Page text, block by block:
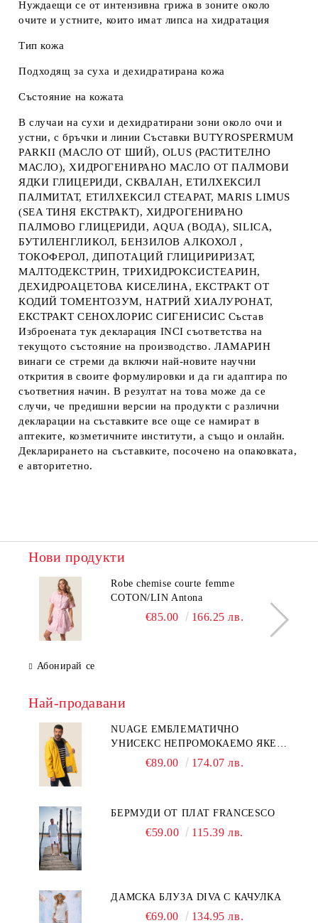
Нуждаещи се от интензивна грижа в зоните около
очите и устните, които имат липса на хидратация
Тип кожа
Подходящ за суха и дехидратирана кожа
Състояние на кожата
В случаи на сухи и дехидратирани зони около очи и
устни, с бръчки и линии Съставки BUTYROSPERMUM
PARKII (МАСЛО ОТ ШИЙ), OLUS (РАСТИТЕЛНО
МАСЛО), ХИДРОГЕНИРАНО МАСЛО ОТ ПАЛМОВИ
ЯДКИ ГЛИЦЕРИДИ, СКВАЛАН, ЕТИЛХЕКСИЛ
ПАЛМИТАТ, ЕТИЛХЕКСИЛ СТЕАРАТ, MARIS LIMUS
(SEA ТИНЯ ЕКСТРАКТ), ХИДРОГЕНИРАНО
ПАЛМОВО ГЛИЦЕРИДИ, AQUA (ВОДА), SILICA,
БУТИЛЕНГЛИКОЛ, БЕНЗИЛОВ АЛКОХОЛ ,
ТОКОФЕРОЛ, ДИПОТАЦИЙ ГЛИЦИРИРИЗАТ,
МАЛТОДЕКСТРИН, ТРИХИДРОКСИСТЕАРИН,
ДЕХИДРОАЦЕТОВА КИСЕЛИНА, ЕКСТРАКТ ОТ
КОДИЙ ТОМЕНТОЗУМ, НАТРИЙ ХИАЛУРОНАТ,
ЕКСТРАКТ СЕНОХЛОРИС СИГЕНИСИС Състав
Изброената тук декларация INCI съответства на
текущото състояние на производство. ЛАМАРИН
винаги се стреми да включи най-новите научни
открития в своите формулировки и да ги адаптира по
съответния начин. В резултат на това може да се
случи, че предишни версии на продукти с различни
декларации на съставките все още се намират в
аптеките, козметичните институти, а също и онлайн.
Декларирането на съставките, посочено на опаковката,
е авторитетно.
Нови продукти
Robe chemise courte femme
COTON/LIN Antona
€85.00 166.25 лв.
Абонирай се
Най-продавани
NUAGE ЕМБЛЕМАТИЧНО
УНИСЕКС НЕПРОМОКАЕМО ЯКЕ
NUAGE€89.00 174.07 лв.
БЕРМУДИ ОТ ПЛАТ FRANCESCO
€59.00 115.39 лв.
ДАМСКА БЛУЗА DIVA С КАЧУЛКА
€69.00 134.95 лв.